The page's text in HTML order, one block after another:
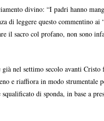
divino: “I padri hanno
di leggere questo commentino
il sacro col profano, non sono
nel settimo secolo avanti
e riaffiora in modo
di sponda, in base a